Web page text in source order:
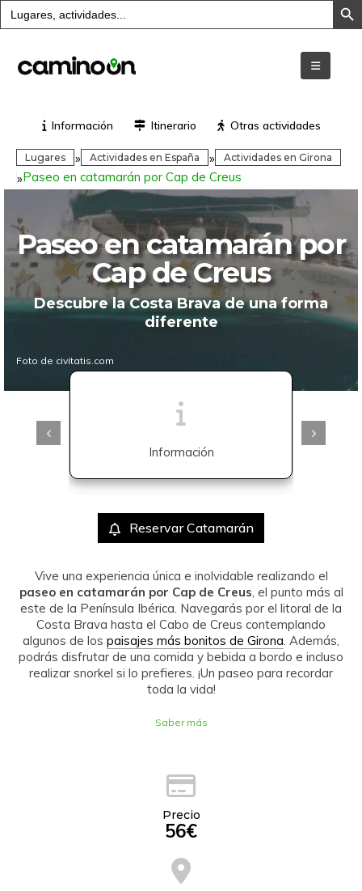
Buscar:
Información Itinerario Otras actividades
Lugares » Actividades en España » Actividades en Girona
»Paseo en catamarán por Cap de Creus
Paseo en catamarán por
Cap de Creus
Descubre la Costa Brava de una forma
diferente
Foto de civitatis.com
Información
Reservar Catamarán
Vive una experiencia única e inolvidable realizando el
paseo en catamarán por Cap de Creus, el punto más al
este de la Península Ibérica. Navegarás por el litoral de la
Costa Brava hasta el Cabo de Creus contemplando
algunos de los paisajes más bonitos de Girona. Además,
podrás disfrutar de una comida y bebida a bordo e incluso
realizar snorkel si lo prefieres. ¡Un paseo para recordar
toda la vida!
Saber más
Precio
56€